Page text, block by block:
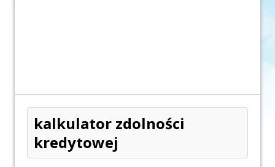
kalkulator zdolności
kredytowej